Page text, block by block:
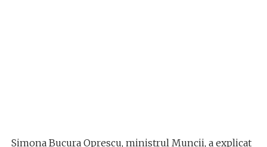
Simona Bucura Oprescu, ministrul Muncii, a explicat